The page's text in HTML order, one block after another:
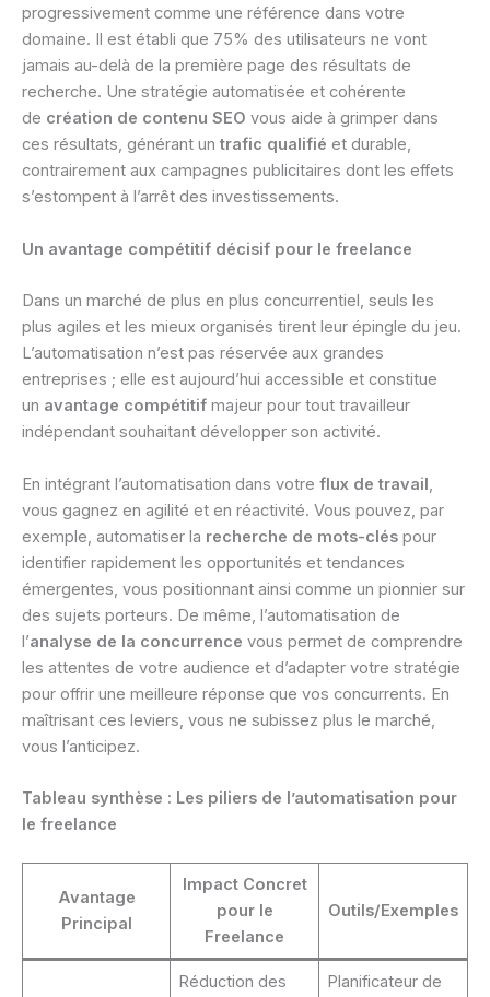
progressivement comme une référence dans votre
domaine. Il est établi que 75% des utilisateurs ne vont
jamais au-delà de la première page des résultats de
recherche. Une stratégie automatisée et cohérente
de création de contenu SEO vous aide à grimper dans
ces résultats, générant un trafic qualifié et durable,
contrairement aux campagnes publicitaires dont les effets
s’estompent à l’arrêt des investissements.
Un avantage compétitif décisif pour le freelance
Dans un marché de plus en plus concurrentiel, seuls les
plus agiles et les mieux organisés tirent leur épingle du jeu.
L’automatisation n’est pas réservée aux grandes
entreprises ; elle est aujourd’hui accessible et constitue
un avantage compétitif majeur pour tout travailleur
indépendant souhaitant développer son activité.
En intégrant l’automatisation dans votre flux de travail
vous gagnez en agilité et en réactivité. Vous pouvez, par
exemple, automatiser la recherche de mots-clés pour
identifier rapidement les opportunités et tendances
émergentes, vous positionnant ainsi comme un pionnier sur
des sujets porteurs. De même, l’automatisation de
l’analyse de la concurrence vous permet de comprendre
les attentes de votre audience et d’adapter votre stratégie
pour offrir une meilleure réponse que vos concurrents. En
maîtrisant ces leviers, vous ne subissez plus le marché,
vous l’anticipez.
Tableau synthèse : Les piliers de l’automatisation pour
le freelance
Avantage
Principal
Impact Concret
pour le
Freelance
Outils/Exemples
Réduction des
Planificateur de